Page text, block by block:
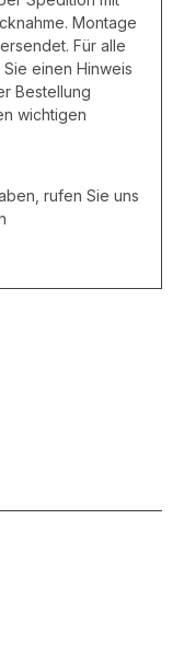
Montage
Für alle
einen Hinweis
Bestellung
wichtigen
rufen Sie uns